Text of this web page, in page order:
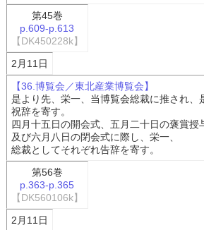
第45巻
p.609-p.613
【DK450228k】
2月11日
【36.博覧会／東北産業博覧会】
是より先、栄一、当博覧会総裁に推され、
祝辞を寄す。
四月十五日の開会式、五月二十日の褒賞授
及び六月八日の閉会式に際し、栄一、
総裁としてそれぞれ告辞を寄す。
第56巻
p.363-p.365
【DK560106k】
2月11日